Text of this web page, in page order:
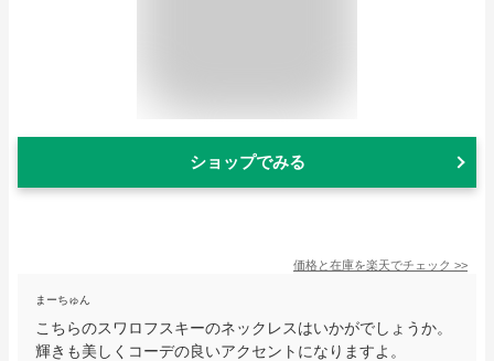
ショップでみる
価格と在庫を楽天でチェック >>
まーちゅん
こちらのスワロフスキーのネックレスはいかがでしょうか。
輝きも美しくコーデの良いアクセントになりますよ。